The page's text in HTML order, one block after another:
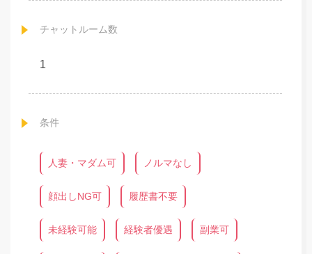
チャットルーム数
1
条件
人妻・マダム可 ノルマなし
顔出しNG可 履歴書不要
未経験可能 経験者優遇 副業可